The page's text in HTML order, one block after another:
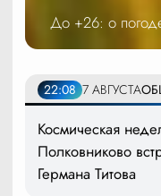
До +26: о
22:08 7 АВГУСТА
Космическая
Полковниково
Германа Титова